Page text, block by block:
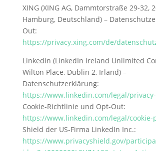
XING (XING AG, Dammtorstraße 29-32,
Hamburg, Deutschland) –
Out:
https://privacy.xing.com/de/
LinkedIn (LinkedIn Ireland Unlimited
Wilton Place, Dublin 2, Irland) –
Datenschutzerklärung:
https://www.linkedin.com/legal/
Cookie-Richtlinie und Opt-Out:
https://www.linkedin.com/legal/cookie-
Shield der US-Firma LinkedIn Inc.:
https://www.privacyshield.gov/